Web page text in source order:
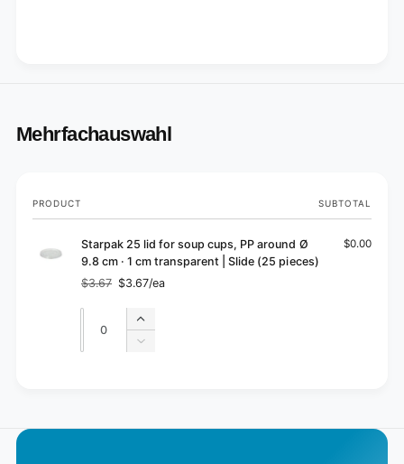
Mehrfachauswahl
Your
cart
PRODUCT SUBTOTAL
Starpak 25 lid for soup cups, PP around Ø
9.8 cm · 1 cm transparent | Slide (25 pieces)
Regular
price
$3.67
Sale
price
$3.67/ea
$0.00
Quantity
Increase
quantity
Decrease
a